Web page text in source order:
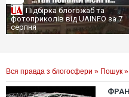
Підбірка блогожаб та
фотоприколів від UAINFO за 7
серпня
Вся правда з блогосфери » Пошук